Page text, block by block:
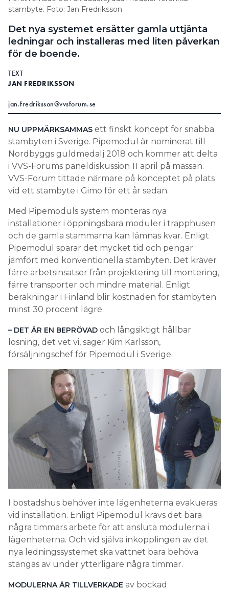
Information om GDPR
Search for:
stambyte. Foto: Jan Fredriksson
Det nya systemet ersätter gamla uttjänta
ledningar och installeras med liten påverkan
för de boende.
TEXT
JAN FREDRIKSSON
jan.fredriksson@vvsforum.se
NU UPPMÄRKSAMMAS ett finskt koncept för snabba
stambyten i Sverige. Pipemodul är nominerat till
Nordbyggs guldmedalj 2018 och kommer att delta
i VVS-Forums paneldiskussion 11 april på mässan.
VVS-Forum tittade närmare på konceptet på plats
vid ett stambyte i Gimo för ett år sedan.
Med Pipemoduls system monteras nya
installationer i öppningsbara moduler i trapphusen
och de gamla stammarna kan lämnas kvar. Enligt
Pipemodul sparar det mycket tid och pengar
jämfört med konventionella stambyten. Det kräver
färre arbetsinsatser från projektering till montering,
färre transporter och mindre material. Enligt
beräkningar i Finland blir kostnaden för stambyten
minst 30 procent lägre.
– DET ÄR EN BEPRÖVAD och långsiktigt hållbar
lösning, det vet vi, säger Kim Karlsson,
försäljningschef för Pipemodul i Sverige.
I bostadshus behöver inte lägenheterna evakueras
vid installation. Enligt Pipemodul krävs det bara
några timmars arbete för att ansluta modulerna i
lägenheterna. Och vid själva inkopplingen av det
nya ledningssystemet ska vattnet bara behöva
stängas av under ytterligare några timmar.
MODULERNA ÄR TILLVERKADE av bockad